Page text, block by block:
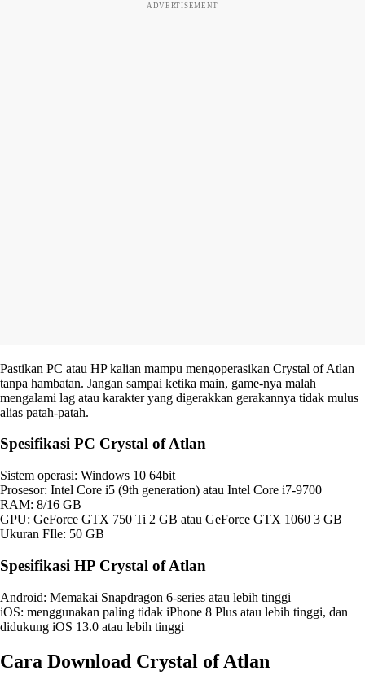
ADVERTISEMENT
Pastikan PC atau HP kalian mampu mengoperasikan Crystal of Atlan
tanpa hambatan. Jangan sampai ketika main, game-nya malah
mengalami lag atau karakter yang digerakkan gerakannya tidak mulus
alias patah-patah.
Spesifikasi PC Crystal of Atlan
Sistem operasi: Windows 10 64bit
Prosesor: Intel Core i5 (9th generation) atau Intel Core i7-9700
RAM: 8/16 GB
GPU: GeForce GTX 750 Ti 2 GB atau GeForce GTX 1060 3 GB
Ukuran FIle: 50 GB
Spesifikasi HP Crystal of Atlan
Android: Memakai Snapdragon 6-series atau lebih tinggi
iOS: menggunakan paling tidak iPhone 8 Plus atau lebih tinggi, dan
didukung iOS 13.0 atau lebih tinggi
Cara Download Crystal of Atlan